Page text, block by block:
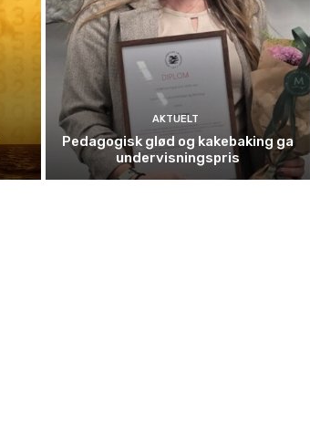
AKTUELT
Pedagogisk glød og kakebaking ga
undervisningspris